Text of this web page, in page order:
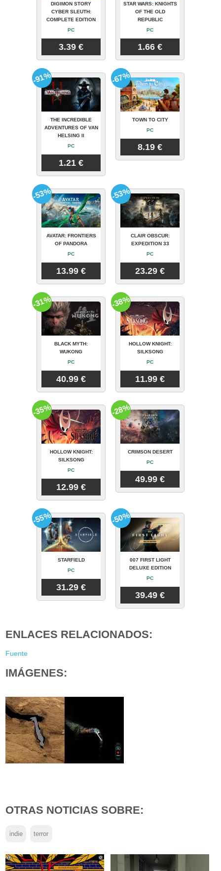
DIGIMON STORY
CYBER SLEUTH:
COMPLETE EDITION
PC
3.39 €
STAR WARS: KNIGHTS
OF THE OLD
REPUBLIC
PC
1.66 €
THE INCREDIBLE
ADVENTURES OF VAN
HELSING II
PC
1.21 €
-91%
TOWN TO CITY
PC
8.19 €
-67%
AVATAR: FRONTIERS
OF PANDORA
PC
13.99 €
-53%
CLAIR OBSCUR:
EXPEDITION 33
PC
23.29 €
-53%
BLACK MYTH:
WUKONG
PC
40.99 €
-31%
HOLLOW KNIGHT:
SILKSONG
PC
11.99 €
-38%
HOLLOW KNIGHT:
SILKSONG
PC
12.99 €
-35%
CRIMSON DESERT
PC
49.99 €
-28%
STARFIELD
PC
31.29 €
-55%
007 FIRST LIGHT
DELUXE EDITION
PC
39.49 €
-50%
ENLACES RELACIONADOS:
Fuente
IMÁGENES:
OTRAS NOTICIAS SOBRE:
indie terror